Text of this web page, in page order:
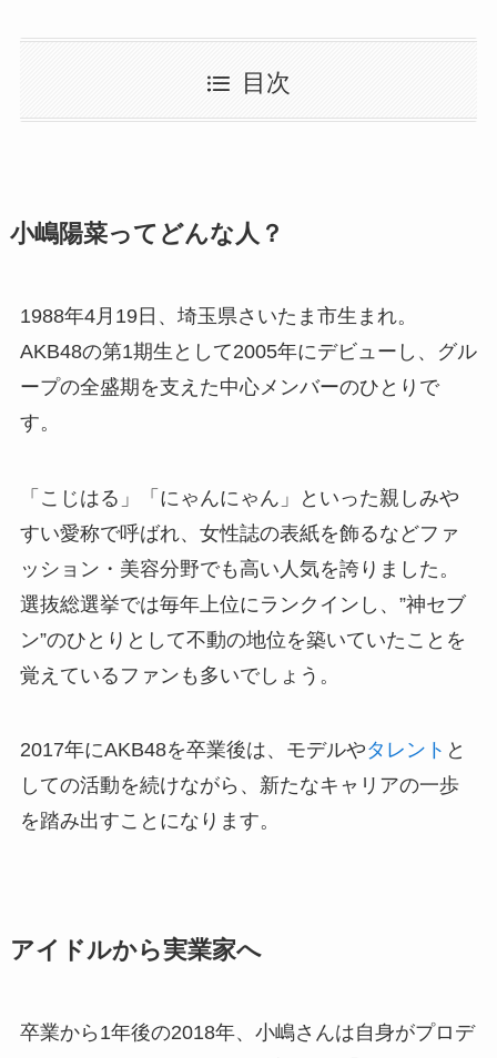
目次
小嶋陽菜ってどんな人？
1988年4月19日、埼玉県さいたま市生まれ。
AKB48の第1期生として2005年にデビューし、グル
ープの全盛期を支えた中心メンバーのひとりで
す。
「こじはる」「にゃんにゃん」といった親しみや
すい愛称で呼ばれ、女性誌の表紙を飾るなどファ
ッション・美容分野でも高い人気を誇りました。
選抜総選挙では毎年上位にランクインし、”神セブ
ン”のひとりとして不動の地位を築いていたことを
覚えているファンも多いでしょう。
2017年にAKB48を卒業後は、モデルやタレント と
しての活動を続けながら、新たなキャリアの一歩
を踏み出すことになります。
アイドルから実業家へ
卒業から1年後の2018年、小嶋さんは自身がプロデ